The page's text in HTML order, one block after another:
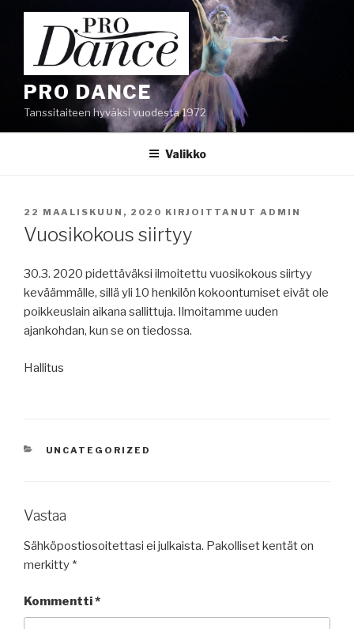
Siirry
sisältöön
PRO DANCE
Tanssitaiteen hyväksi vuodesta 1972
Valikko
JULKAISTU
22 MAALISKUUN, 2020 KIRJOITTANUT ADMIN
Vuosikokous siirtyy
30.3. 2020 pidettäväksi ilmoitettu vuosikokous siirtyy
keväämmälle, sillä yli 10 henkilön kokoontumiset eivät ole
poikkeuslain aikana sallittuja. Ilmoitamme uuden
ajankohdan, kun se on tiedossa.
Hallitus
KATEGORIAT
UNCATEGORIZED
Vastaa
Sähköpostiosoitettasi ei julkaista. Pakolliset kentät on
merkitty *
Kommentti*